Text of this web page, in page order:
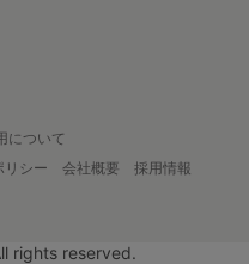
について
リシー 会社概要
採用情報
rights reserved.